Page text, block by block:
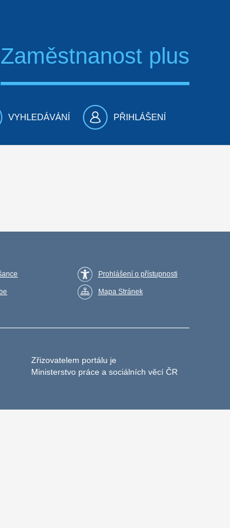
Zaměstnanost plus
VYHLEDÁVÁNÍ PŘIHLÁŠENÍ
Prohlášení o přístupnosti
Mapa Stránek
Zřizovatelem portálu je
Ministerstvo práce a sociálních věcí ČR